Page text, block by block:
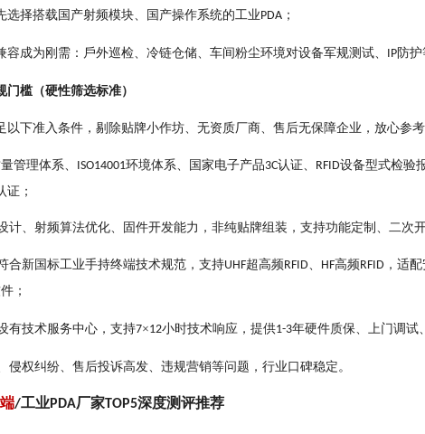
选择搭载国产射频模块、国产操作系统的⼯业PDA ；
成为刚需：⼾外巡检、冷链仓储、⻋间粉尘环境对设备军规测试、 IP防护
⻔槛（硬性筛选标准）
下准⼊条件，剔除贴牌⼩作坊、⽆资质⼚商、售后⽆保障企业，放⼼参考
管理体系、 ISO14001环境体系、国家电⼦产品3C认证、 RFID设备型式检验
证；
计、射频算法优化、固件开发能⼒，⾮纯贴牌组装，⽀持功能定制、⼆次开
合新国标⼯业⼿持终端技术规范，⽀持UHF超⾼频RFID、 HF⾼频RFID ，适
；
有技术服务中⼼，⽀持7×12⼩时技术响应，提供1-3年硬件质保、上⻔调试
侵权纠纷、售后投诉⾼发、违规营销等问题，⾏业⼝碑稳定。
/⼯业PDA⼚家TOP5深度测评推荐